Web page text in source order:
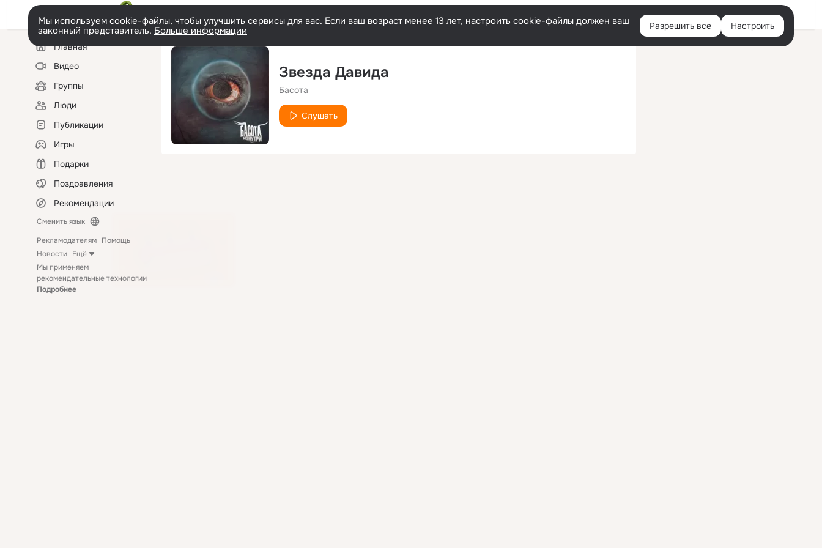
Войти
Мы используем cookie-файлы, чтобы улучшить сервисы для вас. Если ваш возраст менее 13 лет, настроить cookie-файлы должен ваш
законный представитель. Больше информации Разрешить все Настроить
Левая
колонкаГлавная
Видео
Группы
Люди
Публикации
Игры
Подарки
Поздравления
Рекомендации
Сменить язык
Рекламодателям Помощь
Новости Ещё
Мы применяем
рекомендательные технологии
Подробнее
Звезда Давида
Басота
Слушать